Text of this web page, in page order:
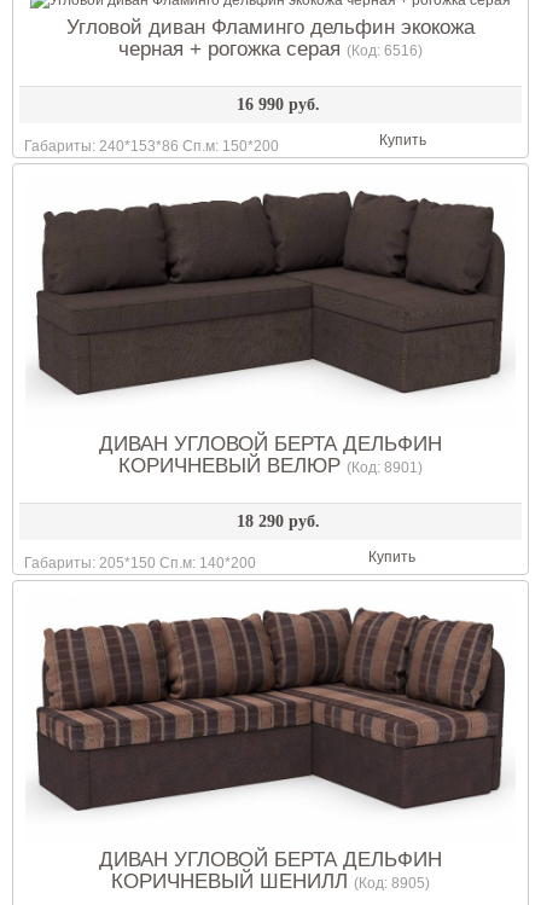
Угловой диван Фламинго дельфин экокожа
черная + рогожка серая (Код: 6516)
16 990 руб.
Габариты: 240*153*86 Сп.м: 150*200 Купить
ДИВАН УГЛОВОЙ БЕРТА ДЕЛЬФИН
КОРИЧНЕВЫЙ ВЕЛЮР (Код: 8901 )
18 290 руб.
Габариты: 205*150 Сп.м: 140*200 Купить
ДИВАН УГЛОВОЙ БЕРТА ДЕЛЬФИН
КОРИЧНЕВЫЙ ШЕНИЛЛ (Код: 8905)